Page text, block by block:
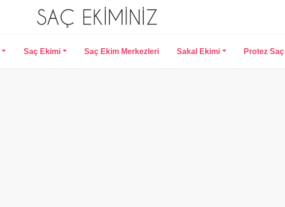
Saç Ekimi Saç Ekim Merkezleri Sakal Ekimi Protez Saç